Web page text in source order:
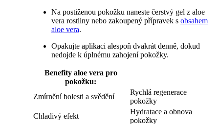
Na postiženou pokožku naneste ‌čerstvý gel z⁣ aloe
vera​ rostliny nebo zakoupený⁤ přípravek s obsahem
aloe vera.
Opakujte aplikaci alespoň dvakrát‍ denně, dokud
nedojde​ k úplnému zahojení pokožky.
Benefity‌ aloe vera pro
pokožku:
Zmírnění bolesti a svědění
Rychlá regenerace
pokožky
Chladivý efekt
Hydratace a obnova
⁤pokožky